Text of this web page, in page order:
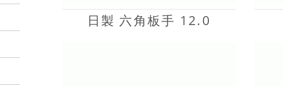
日製 六角板手 12.0